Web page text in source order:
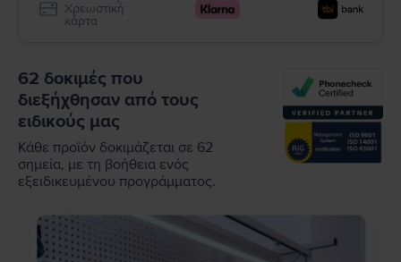
Χρεωστική
κάρτα
62 δοκιμές που
διεξήχθησαν από τους
ειδικούς μας
Κάθε προϊόν δοκιμάζεται σε 62
σημεία, με τη βοήθεια ενός
εξειδικευμένου προγράμματος.